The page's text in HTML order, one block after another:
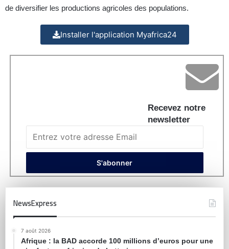
de diversifier les productions agricoles des populations.
Installer l'application Myafrica24
Recevez notre
newsletter
NewsExpress
7 août 2026
Afrique : la BAD accorde 100 millions d’euros pour une